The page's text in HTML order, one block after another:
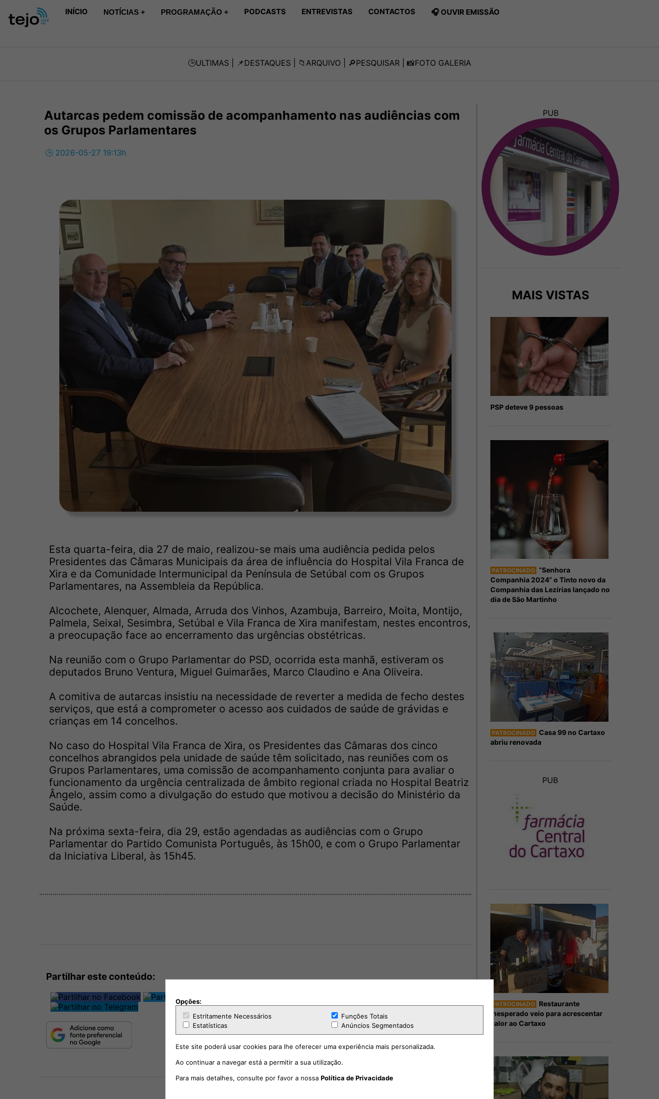
INÍCIO NOTÍCIAS + PROGRAMAÇÃO + PODCASTS ENTREVISTAS CONTACTOS 🎧 OUVIR EMISSÃO
🕒ULTIMAS | 📌DESTAQUES | 📁 ARQUIVO | 🔎PESQUISAR | 📸FOTO GALERIA
Autarcas pedem comissão de acompanhamento nas audiências com
os Grupos Parlamentares
🕒 2026-05-27 19:13h
Esta quarta-feira, dia 27 de maio, realizou-se mais uma audiência pedida pelos
Presidentes das Câmaras Municipais da área de influência do Hospital Vila Franca de
Xira e da Comunidade Intermunicipal da Península de Setúbal com os Grupos
Parlamentares, na Assembleia da República.
Alcochete, Alenquer, Almada, Arruda dos Vinhos, Azambuja, Barreiro, Moita, Montijo,
Palmela, Seixal, Sesimbra, Setúbal e Vila Franca de Xira manifestam, nestes encontros,
a preocupação face ao encerramento das urgências obstétricas.
Na reunião com o Grupo Parlamentar do PSD, ocorrida esta manhã, estiveram os
deputados Bruno Ventura, Miguel Guimarães, Marco Claudino e Ana Oliveira.
A comitiva de autarcas insistiu na necessidade de reverter a medida de fecho destes
serviços, que está a comprometer o acesso aos cuidados de saúde de grávidas e
crianças em 14 concelhos.
No caso do Hospital Vila Franca de Xira, os Presidentes das Câmaras dos cinco
concelhos abrangidos pela unidade de saúde têm solicitado, nas reuniões com os
Grupos Parlamentares, uma comissão de acompanhamento conjunta para avaliar o
funcionamento da urgência centralizada de âmbito regional criada no Hospital Beatriz
Ângelo, assim como a divulgação do estudo que motivou a decisão do Ministério da
Saúde.
Na próxima sexta-feira, dia 29, estão agendadas as audiências com o Grupo
Parlamentar do Partido Comunista Português, às 15h00, e com o Grupo Parlamentar
da Iniciativa Liberal, às 15h45.
Partilhar este conteúdo:
PUB
MAIS VISTAS
PSP deteve 9 pessoas
PATROCINADO “Senhora
Companhia 2024” o Tinto novo da
Companhia das Lezírias lançado no
dia de São Martinho
PATROCINADO Casa 99 no Cartaxo
abriu renovada
PUB
PATROCINADO Restaurante
Inesperado veio para acrescentar
valor ao Cartaxo
Opções:
Estritamente Necessários
Funções Totais
Estatísticas
Anúncios Segmentados
Este site poderá usar cookies para lhe oferecer uma experiência mais personalizada.
Ao continuar a navegar está a permitir a sua utilização.
Para mais detalhes, consulte por favor a nossa Política de Privacidade